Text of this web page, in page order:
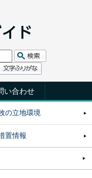
い合わせ
の立地環境
置情報